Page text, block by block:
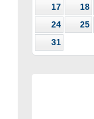
17
18
24
25
31